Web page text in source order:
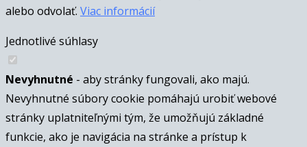
alebo odvolať. Viac informácií
Jednotlivé súhlasy
Nevyhnutné - aby stránky fungovali, ako majú.
Nevyhnutné súbory cookie pomáhajú urobiť webové
stránky uplatniteľnými tým, že umožňujú základné
funkcie, ako je navigácia na stránke a prístup k